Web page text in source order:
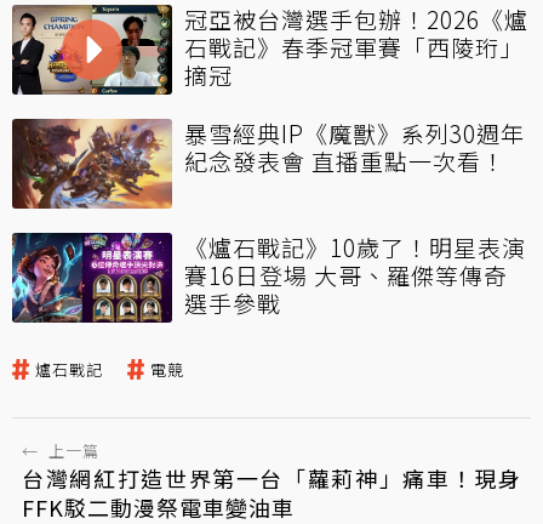
冠亞被台灣選手包辦！2026《爐
石戰記》春季冠軍賽「西陵珩」
摘冠
暴雪經典IP《魔獸》系列30週年
紀念發表會 直播重點一次看！
《爐石戰記》10歲了！明星表演
賽16日登場 大哥、羅傑等傳奇
選手參戰
爐石戰記 電競
← 上一篇
台灣網紅打造世界第一台「蘿莉神」痛車！現身
FFK駁二動漫祭電車變油車